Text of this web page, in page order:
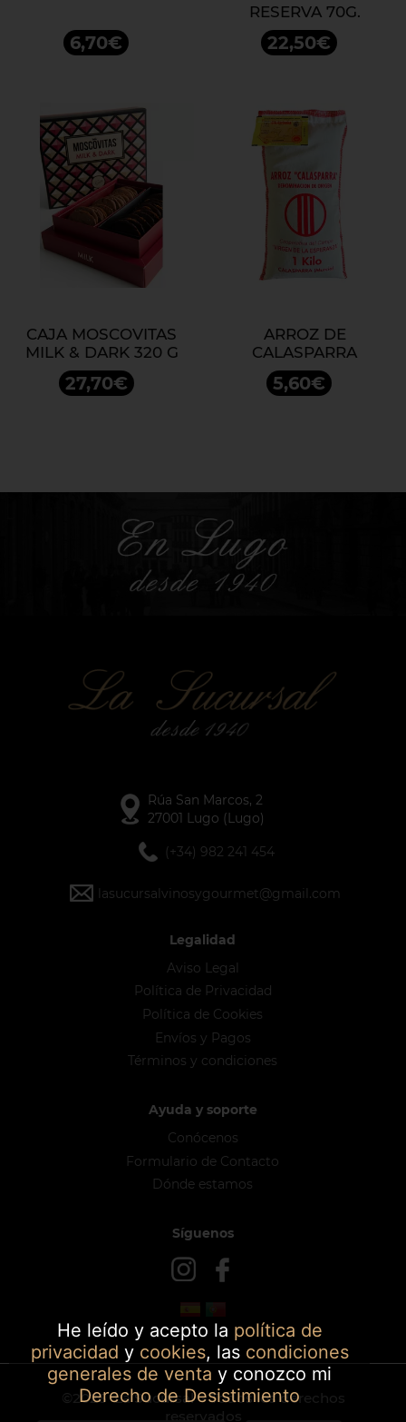
6,70€
RESERVA 70G.
22,50€
CAJA MOSCOVITAS
MILK & DARK 320 G
27,70€
ARROZ DE
CALASPARRA
5,60€
He leído y acepto la política de
privacidad y cookies, las condiciones
generales de venta y conozco mi
Derecho de Desistimiento
Rúa San Marcos, 2
27001 Lugo (Lugo)
(+34) 982 241 454
lasucursalvinosygourmet@gmail.com
Legalidad
Aviso Legal
Política de Privacidad
Política de Cookies
Envíos y Pagos
Términos y condiciones
Ayuda y soporte
Conócenos
Formulario de Contacto
Dónde estamos
Síguenos
©2026 La Sucursal - Todos los derechos
reservados